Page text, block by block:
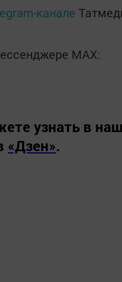
канале
MАХ:
узнать в
«Дзен».